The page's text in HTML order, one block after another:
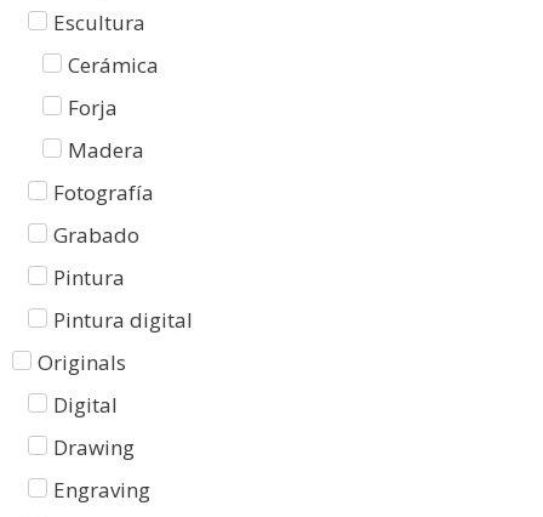
Escultura
Cerámica
Forja
Madera
Fotografía
Grabado
Pintura
Pintura digital
Originals
Digital
Drawing
Engraving